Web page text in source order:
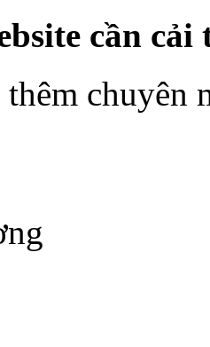
cần cải
chuyên